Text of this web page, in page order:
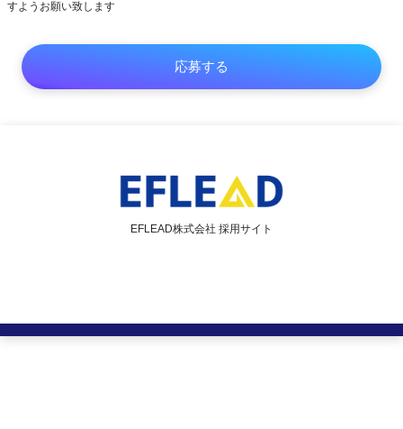
すようお願い致します
EFLEAD株式会社 採用サイト